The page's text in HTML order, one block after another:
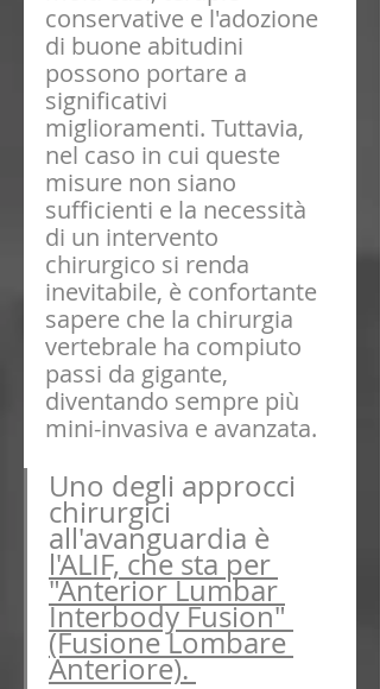
conservative e l'adozione
di buone abitudini
possono portare a
significativi
miglioramenti. Tuttavia,
nel caso in cui queste
misure non siano
sufficienti e la necessità
di un intervento
chirurgico si renda
inevitabile, è confortante
sapere che la chirurgia
vertebrale ha compiuto
passi da gigante,
diventando sempre più
mini-invasiva e avanzata.
Uno degli approcci
chirurgici
all'avanguardia è
l'ALIF, che sta per
"Anterior Lumbar
Interbody Fusion"
(Fusione Lombare
Anteriore).